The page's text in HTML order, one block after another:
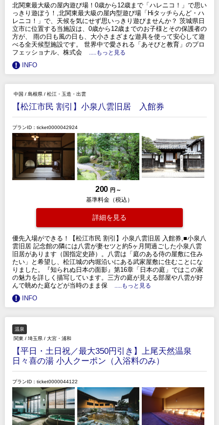
北関東最大級の屋内遊び場！0歳から12歳まで「ハレニコ！」で思い
っきり遊ぼう！,北関東最大級の屋内型遊び場「Hiタッチらんど・ハ
レニコ！」で、天候を気にせず思いっきり遊びませんか？ 茨城県日
立市に位置する当施設は、0歳から12歳までのお子様とその保護者の
方が、 雨の日も風の日も、大小さまざまな遊具を使って安心して遊
べる全天候型施設です。 世界中で愛される「あそびと教育」のプロ
フェッショナル、株式会
.....もっと見る
INFO
中国 / 島根県 / 松江・玉造・出雲
【松江市民 割引】小泉八雲旧居 入館券
プランID：ticket0000042924
200 円 ～
基準料金（税込）
詳細を見る
優先入場ができる！【松江市民 割引】小泉八雲旧居 入館券,■小泉八
雲旧居 記念館の隣には八雲が妻セツと約5ヶ月間過ごした小泉八雲
旧居があります（国指定史跡）。八雲は「庭のある侍の屋敷に住み
たい」と希望し、松江城の内堀沿いにある武家屋敷に住むことにな
りました。『知られぬ日本の面影』第16章「日本の庭」ではこの家
の魅力を詳しく描写しています。三方の庭が見える部屋や八雲が好
んで眺めた庭などが当時のまま保
.....もっと見る
INFO
温泉
関東 / 埼玉県 / 大宮・浦和
【平日・土日祝／最大350円引き】上尾天然温泉
日々喜の湯 小人クーポン（入浴料のみ）
プランID：ticket0000044122